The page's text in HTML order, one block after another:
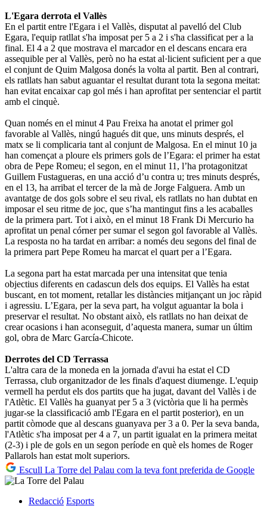
L'Egara derrota el Vallès
En el partit entre l'Egara i el Vallès, disputat al pavelló del Club
Egara, l'equip ratllat s'ha imposat per 5 a 2 i s'ha classificat per a la
final. El 4 a 2 que mostrava el marcador en el descans encara era
assequible per al Vallès, però no ha estat al·licient suficient per a que
el conjunt de Quim Malgosa donés la volta al partit. Ben al contrari,
els ratllats han sabut aguantar el resultat durant tota la segona meitat:
han evitat encaixar cap gol més i han aprofitat per sentenciar el partit
amb el cinquè.
Quan només en el minut 4 Pau Freixa ha anotat el primer gol
favorable al Vallès, ningú hagués dit que, uns minuts després, el
matx se li complicaria tant al conjunt de Malgosa. En el minut 10 ja
han començat a ploure els primers gols de l’Egara: el primer ha estat
obra de Pepe Romeu; el segon, en el minut 11, l’ha protagonitzat
Guillem Fustagueras, en una acció d’u contra u; tres minuts després,
en el 13, ha arribat el tercer de la mà de Jorge Falguera. Amb un
avantatge de dos gols sobre el seu rival, els ratllats no han dubtat en
imposar el seu ritme de joc, que s’ha mantingut fins a les acaballes
de la primera part. Tot i això, en el minut 18 Frank Di Mercurio ha
aprofitat un penal córner per sumar el segon gol favorable al Vallès.
La resposta no ha tardat en arribar: a només deu segons del final de
la primera part Pepe Romeu ha marcat el quart per a l’Egara.
La segona part ha estat marcada per una intensitat que tenia
objectius diferents en cadascun dels dos equips. El Vallès ha estat
buscant, en tot moment, retallar les distàncies mitjançant un joc ràpid
i agressiu. L’Egara, per la seva part, ha volgut aguantar la bola i
preservar el resultat. No obstant això, els ratllats no han deixat de
crear ocasions i han aconseguit, d’aquesta manera, sumar un últim
gol, obra de Marc García-Chicote.
Derrotes del CD Terrassa
L'altra cara de la moneda en la jornada d'avui ha estat el CD
Terrassa, club organitzador de les finals d'aquest diumenge. L'equip
vermell ha perdut els dos partits que ha jugat, davant del Vallès i de
l'Atlètic. El Vallès ha guanyat per 5 a 3 (victòria que li ha permès
jugar-se la classificació amb l'Egara en el partit posterior), en un
partit còmode que al descans guanyava per 3 a 0. Per la seva banda,
l'Atlètic s'ha imposat per 4 a 7, un partit igualat en la primera meitat
(2-3) i ple de gols en un segon període en què els homes de Roger
Pallarols han estat molt superiors.
Escull La Torre del Palau com la teva font preferida de Google
Redacció Esports